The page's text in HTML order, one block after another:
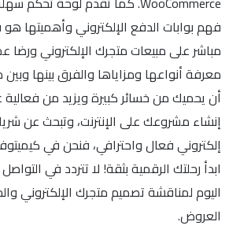
فهم بوابات الدفع الإلكتروني وأهميتها
مباشر على مبيعات متجرك الإلكتروني ورضا
معرفة أنواعها ومزاياها والفرق بينها
أن يحميك من خسائر كبيرة ويزيد من
إنشاء مشروعك على الإنترنت، وتبحث عن
إلكتروني فعال واحترافي، فنحن في
ابدأ رحلتك الرقمية بثقة! لا تتردد في
اليوم لمناقشة تصميم متجرك الإلكتروني
العروض.